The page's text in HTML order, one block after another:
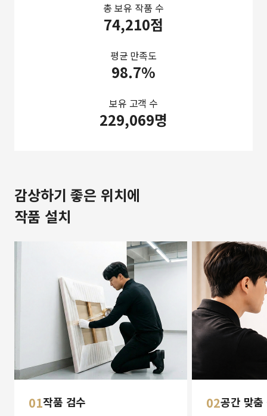
총 보유 작품 수
74,210점
평균 만족도
98.7%
보유 고객 수
229,069명
감상하기 좋은 위치에
작품 설치
01작품 검수 02공간 맞